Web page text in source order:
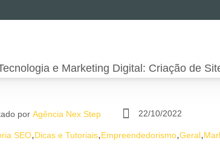
por Agência Nex Step 22/10/2022
SEO,Dicas e Tutoriais,Empreendedorismo,Geral,